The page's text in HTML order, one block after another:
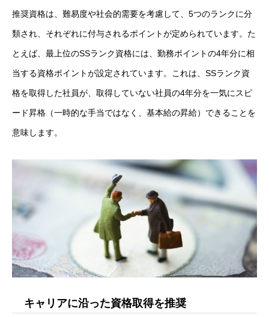
キャリア採用エントリー
リファラル採用エントリー
アルムナイ採用エントリー
推奨資格は、難易度や社会的需要を考慮して、5つのランクに分
類され、それぞれに付与されるポイントが定められています。た
とえば、最上位のSSランク資格には、勤務ポイントの4年分に相
当する資格ポイントが設定されています。これは、SSランク資
格を取得した社員が、取得していない社員の4年分を一気にスピ
ード昇格（一時的な手当ではなく、基本給の昇給）できることを
意味します。
キャリアに沿った資格取得を推奨